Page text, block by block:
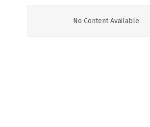
No Content Available